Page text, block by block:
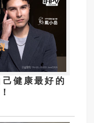
健康最好的